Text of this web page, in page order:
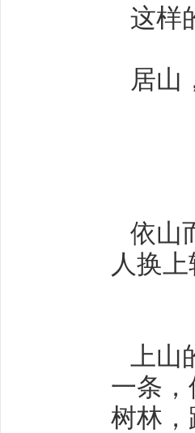
这样
居山
依山
人换
上山
一条
树林